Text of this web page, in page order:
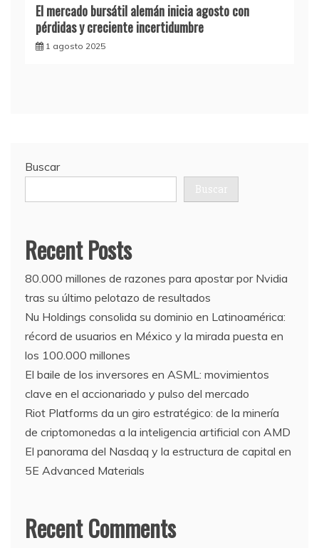
El mercado bursátil alemán inicia agosto con
pérdidas y creciente incertidumbre
1 agosto 2025
Buscar
Buscar
Recent Posts
80.000 millones de razones para apostar por Nvidia
tras su último pelotazo de resultados
Nu Holdings consolida su dominio en Latinoamérica:
récord de usuarios en México y la mirada puesta en
los 100.000 millones
El baile de los inversores en ASML: movimientos
clave en el accionariado y pulso del mercado
Riot Platforms da un giro estratégico: de la minería
de criptomonedas a la inteligencia artificial con AMD
El panorama del Nasdaq y la estructura de capital en
5E Advanced Materials
Recent Comments